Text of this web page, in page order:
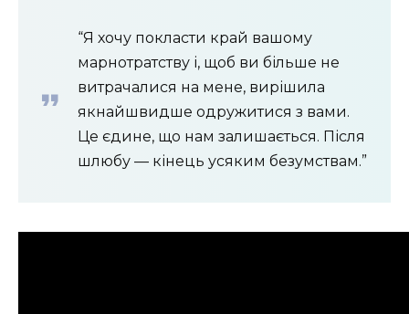
“Я хочу покласти край вашому
марнотратству і, щоб ви більше не
витрачалися на мене, вирішила
якнайшвидше одружитися з вами.
Це єдине, що нам залишається. Після
шлюбу — кінець усяким безумствам.”